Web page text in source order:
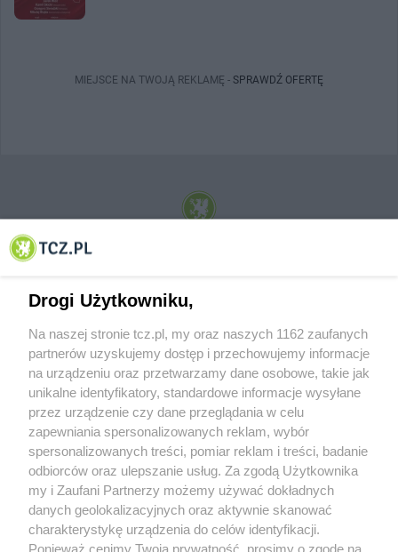
MIEJSCE NA TWOJĄ REKLAMĘ - SPRAWDŹ OFERTĘ
© 2001-2026 Tczew - TCZ.PL Sp. z o.o. Internetowy Serwis Informacyjny Miasta
O FIRMIE POLITYKA PRYWATNOŚCI HOSTING
REKLAMA WSPÓŁPRACA RSS FACEBOOK KONTAKT
Nasze serwisy
Aktualności
Muzyka i kultura
Drogi Użytkowniku,
Na naszej stronie tcz.pl, my oraz naszych 1162 zaufanych
partnerów uzyskujemy dostęp i przechowujemy informacje
na urządzeniu oraz przetwarzamy dane osobowe, takie jak
unikalne identyfikatory, standardowe informacje wysyłane
przez urządzenie czy dane przeglądania w celu
zapewniania spersonalizowanych reklam, wybór
spersonalizowanych treści, pomiar reklam i treści, badanie
odbiorców oraz ulepszanie usług. Za zgodą Użytkownika
my i Zaufani Partnerzy możemy używać dokładnych
danych geolokalizacyjnych oraz aktywnie skanować
charakterystykę urządzenia do celów identyfikacji.
Ponieważ cenimy Twoją prywatność, prosimy o zgodę na